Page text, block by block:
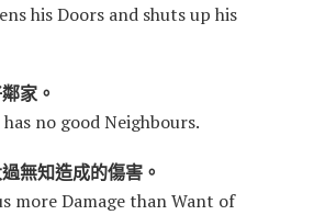
his Doors and shuts up his
家。
no good Neighbours.
無知造成的傷害。
more Damage than Want of